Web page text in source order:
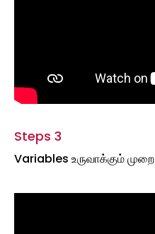
Steps 3
Variables உருவாக்கும் முறை